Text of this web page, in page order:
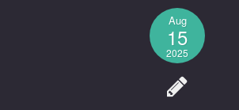
Aug
15
2025